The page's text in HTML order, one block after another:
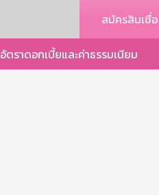
สมัครสินเชื่อ
อัตราดอกเบี้ยและค่าธรรมเนียม